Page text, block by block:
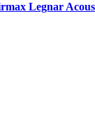
Legnar